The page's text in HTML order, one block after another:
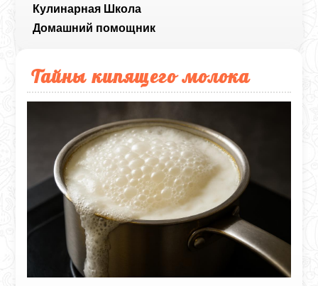
Кулинарная Школа
Домашний помощник
Тайны кипящего молока